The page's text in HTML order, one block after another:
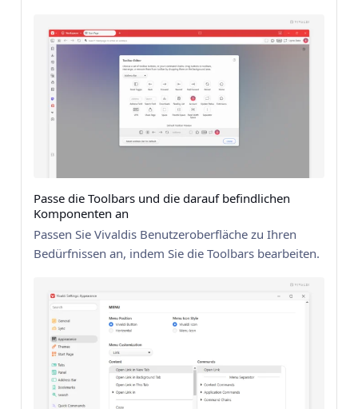
Passe die Toolbars und die darauf befindlichen
Komponenten an
Passen Sie Vivaldis Benutzeroberfläche zu Ihren
Bedürfnissen an, indem Sie die Toolbars bearbeiten.